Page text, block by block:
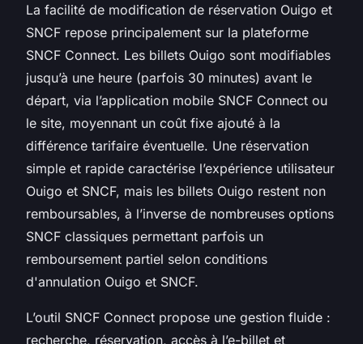
La facilité de modification de réservation Ouigo et
SNCF repose principalement sur la plateforme
SNCF Connect. Les billets Ouigo sont modifiables
jusqu’à une heure (parfois 30 minutes) avant le
départ, via l’application mobile SNCF Connect ou
le site, moyennant un coût fixe ajouté à la
différence tarifaire éventuelle. Une réservation
simple et rapide caractérise l’expérience utilisateur
Ouigo et SNCF, mais les billets Ouigo restent non
remboursables, à l’inverse de nombreuses options
SNCF classiques permettant parfois un
remboursement partiel selon conditions
d'annulation Ouigo et SNCF.
L’outil SNCF Connect propose une gestion fluide :
recherche, réservation, accès à l’e-billet et